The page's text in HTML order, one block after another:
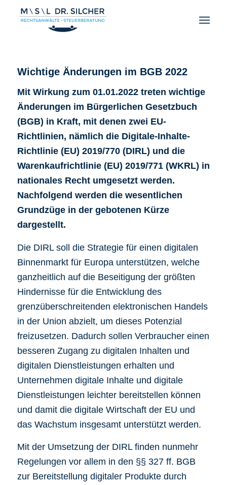
Wichtige Änderungen im BGB 2022
Mit Wirkung zum 01.01.2022 treten wichtige
Änderungen im Bürgerlichen Gesetzbuch
(BGB) in Kraft, mit denen zwei EU-
Richtlinien, nämlich die Digitale-Inhalte-
Richtlinie (EU) 2019/770 (DIRL) und die
Warenkaufrichtlinie (EU) 2019/771 (WKRL) in
nationales Recht umgesetzt werden.
Nachfolgend werden die wesentlichen
Grundzüge in der gebotenen Kürze
dargestellt.
Die DIRL soll die Strategie für einen digitalen
Binnenmarkt für Europa unterstützen, welche
ganzheitlich auf die Beseitigung der größten
Hindernisse für die Entwicklung des
grenzüberschreitenden elektronischen Handels
in der Union abzielt, um dieses Potenzial
freizusetzen. Dadurch sollen Verbraucher einen
besseren Zugang zu digitalen Inhalten und
digitalen Dienstleistungen erhalten und
Unternehmen digitale Inhalte und digitale
Dienstleistungen leichter bereitstellen können
und damit die digitale Wirtschaft der EU und
das Wachstum insgesamt unterstützt werden.
Mit der Umsetzung der DIRL finden nunmehr
Regelungen vor allem in den §§ 327 ff. BGB
zur Bereitstellung digitaler Produkte durch